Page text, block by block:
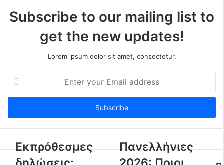
e
Subscribe to our mailing list to
get the new updates!
Lorem ipsum dolor sit amet, consectetur.
t
r
y
u Eκπρόθεσμες
Πανελλήνιες